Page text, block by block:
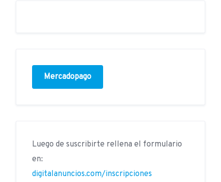
Mercadopago
Luego de suscribirte rellena el formulario
en:
digitalanuncios.com/inscripciones